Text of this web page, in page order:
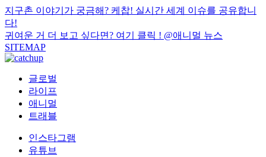
지구촌 이야기가 궁금해? 케찹! 실시간 세계 이슈를 공유합니
다!
귀여운 거 더 보고 싶다면? 여기 클릭 ! @애니멀 뉴스
SITEMAP
글로벌
라이프
애니멀
트래블
인스타그램
유튜브